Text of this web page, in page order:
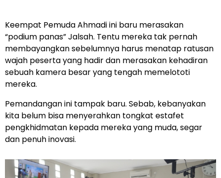
Keempat Pemuda Ahmadi ini baru merasakan
“podium panas” Jalsah. Tentu mereka tak pernah
membayangkan sebelumnya harus menatap ratusan
wajah peserta yang hadir dan merasakan kehadiran
sebuah kamera besar yang tengah memelototi
mereka.
Pemandangan ini tampak baru. Sebab, kebanyakan
kita belum bisa menyerahkan tongkat estafet
pengkhidmatan kepada mereka yang muda, segar
dan penuh inovasi.